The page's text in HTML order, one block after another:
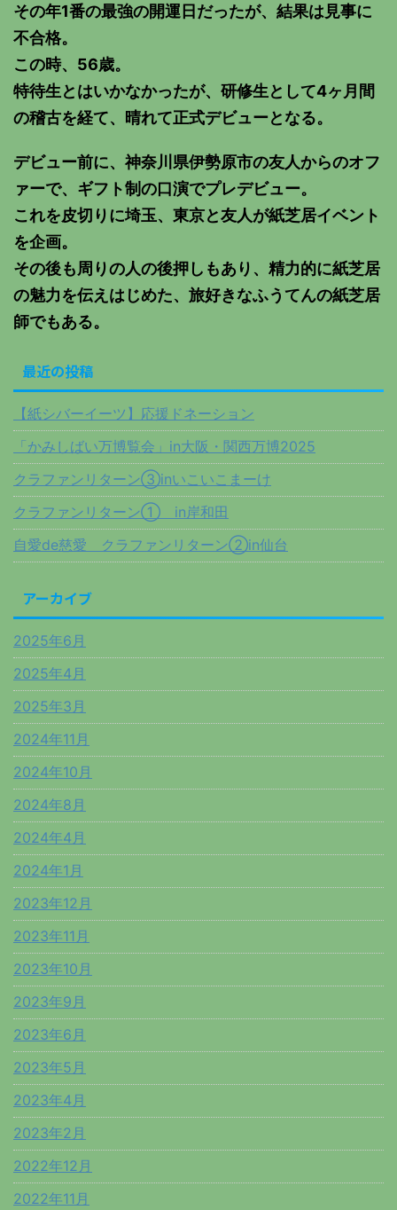
その年1番の最強の開運日だったが、結果は見事に
不合格。
この時、56歳。
特待生とはいかなかったが、研修生として4ヶ月間
の稽古を経て、晴れて正式デビューとなる。
デビュー前に、神奈川県伊勢原市の友人からのオフ
ァーで、ギフト制の口演でプレデビュー。
これを皮切りに埼玉、東京と友人が紙芝居イベント
を企画。
その後も周りの人の後押しもあり、精力的に紙芝居
の魅力を伝えはじめた、旅好きなふうてんの紙芝居
師でもある。
最近の投稿
【紙シバーイーツ】応援ドネーション
「かみしばい万博覧会」in大阪・関西万博2025
クラファンリターン③inいこいこまーけ
クラファンリターン① in岸和田
自愛de慈愛 クラファンリターン②in仙台
アーカイブ
2025年6月
2025年4月
2025年3月
2024年11月
2024年10月
2024年8月
2024年4月
2024年1月
2023年12月
2023年11月
2023年10月
2023年9月
2023年6月
2023年5月
2023年4月
2023年2月
2022年12月
2022年11月